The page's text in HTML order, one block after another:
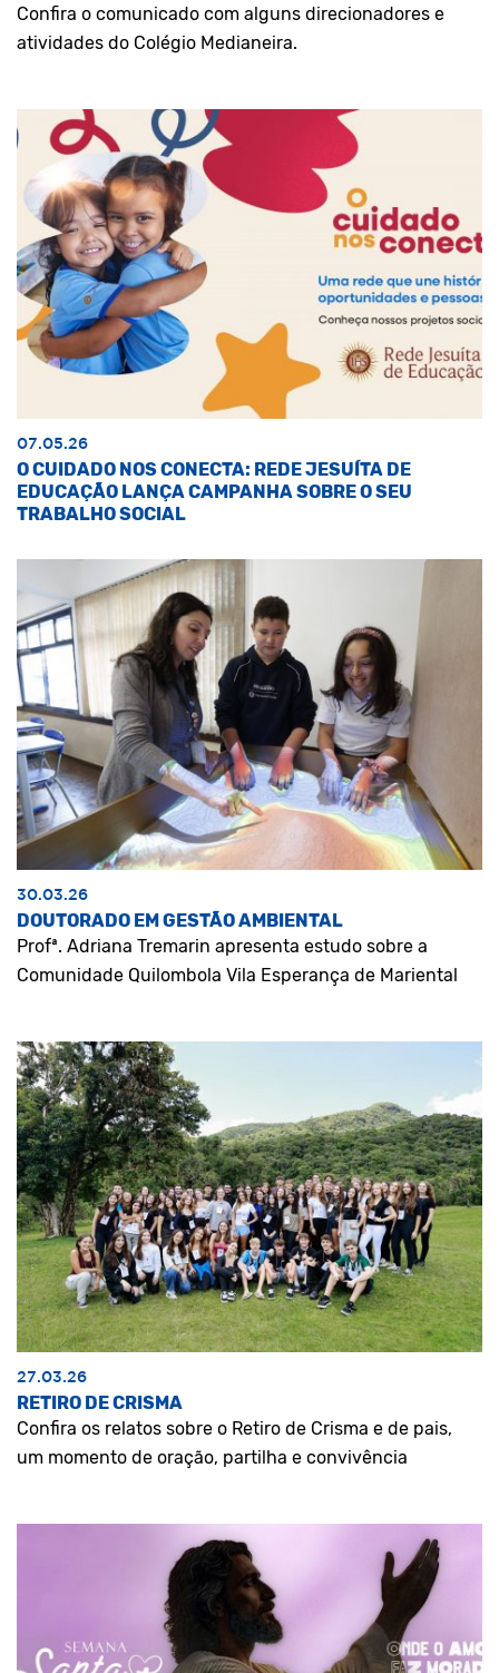
Confira o comunicado com alguns direcionadores e
atividades do Colégio Medianeira.
07.05.26
O CUIDADO NOS CONECTA: REDE JESUÍTA DE
EDUCAÇÃO LANÇA CAMPANHA SOBRE O SEU
TRABALHO SOCIAL
30.03.26
DOUTORADO EM GESTÃO AMBIENTAL
Profª. Adriana Tremarin apresenta estudo sobre a
Comunidade Quilombola Vila Esperança de Mariental
27.03.26
RETIRO DE CRISMA
Confira os relatos sobre o Retiro de Crisma e de pais,
um momento de oração, partilha e convivência